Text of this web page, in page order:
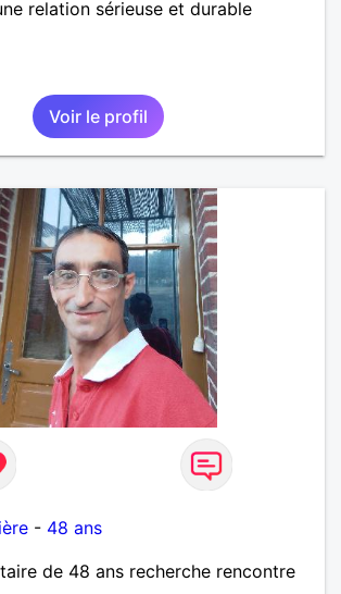
relation sérieuse et durable
Voir le profil
- 48 ans
de 48 ans recherche rencontre